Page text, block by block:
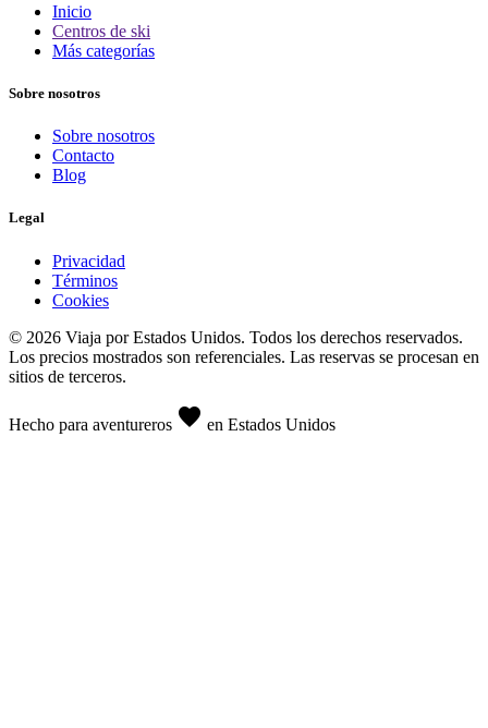
Inicio
Centros de ski
Más categorías
Sobre nosotros
Sobre nosotros
Contacto
Blog
Legal
Privacidad
Términos
Cookies
© 2026 Viaja por Estados Unidos. Todos los derechos reservados.
Los precios mostrados son referenciales. Las reservas se procesan en
sitios de terceros.
Hecho para aventureros favorite en Estados Unidos